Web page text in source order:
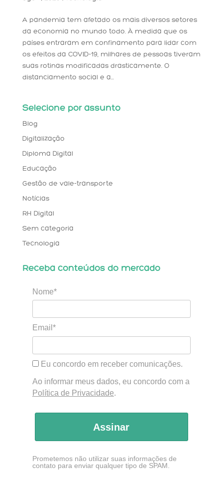
A pandemia tem afetado os mais diversos setores
da economia no mundo todo. À medida que os
países entraram em confinamento para lidar com
os efeitos da COVID-19, milhares de pessoas tiveram
suas rotinas modificadas drasticamente. O
distanciamento social e a...
Selecione por assunto
Blog
Digitalização
Diploma Digital
Educação
Gestão de vale-transporte
Notícias
RH Digital
Sem categoria
Tecnologia
Receba conteúdos do mercado
Nome*
Email*
Eu concordo em receber comunicações.
Ao informar meus dados, eu concordo com a
Política de Privacidade.
Assinar
Prometemos não utilizar suas informações de
contato para enviar qualquer tipo de SPAM.